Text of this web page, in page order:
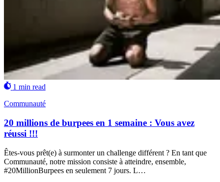
1 min read
Communauté
20 millions de burpees en 1 semaine : Vous avez
réussi !!!
Êtes-vous prêt(e) à surmonter un challenge différent ? En tant que
Communauté, notre mission consiste à atteindre, ensemble,
#20MillionBurpees en seulement 7 jours. L…